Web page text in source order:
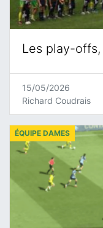
Les play-
15/05/2026
Richard Coudrais
ÉQUIPE DAMES